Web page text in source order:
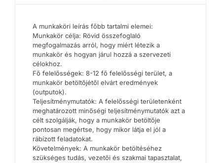
A munkaköri leírás főbb tartalmi elemei:
Munkakör célja: Rövid összefoglaló
megfogalmazás arról, hogy miért létezik a
munkakör és hogyan járul hozzá a szervezeti
célokhoz.
Fő felelősségek: 8-12 fő felelősségi terület, a
munkakör betöltőjétől elvárt eredmények
(outputok).
Teljesítménymutatók: A felelősségi területenként
meghatározott minőségi teljesítménymutatók azt a
célt szolgálják, hogy a munkakör betöltője
pontosan megértse, hogy mikor látja el jól a
rábízott feladatokat.
Követelmények: A munkakör betöltéséhez
szükséges tudás, vezetői és szakmai tapasztalat,